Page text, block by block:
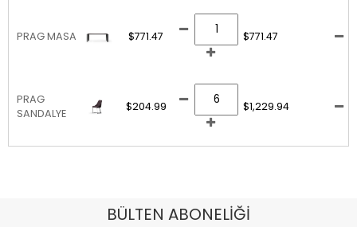
PRAG MASA $771.47 $771.47
PRAG
SANDALYE
$204.99 $1,229.94
BÜLTEN ABONELİĞİ